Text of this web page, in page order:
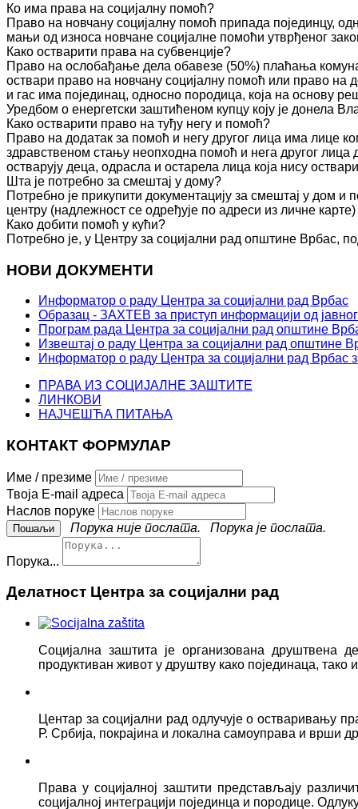
Ко има права на социјалну помоћ?
Право на новчану социјалну помоћ припада појединцу,
мањи од износа новчане социјалне помоћи утврђеног
Како остварити права на субвенције?
Право на ослобађање дела обавезе (50%) плаћања
оствари право на новчану социјалну помоћ или право на
и гас има појединац, односно породица, која на основу
Уредбом о енергетски заштићеном купцу коју је донела
Како остварити право на туђу негу и помоћ?
Право на додатак за помоћ и негу другог лица има лице
здравственом стању неопходна помоћ и нега другог
остварују деца, одрасла и остарела лица која нису
Шта је потребно за смештај у дому?
Потребно је прикупити документацију за смештај у дом
центру (надлежност се одређује по адреси из личне
Како добити помоћ у кући?
Потребно је, у Центру за социјални рад општине Врбас,
НОВИ ДОКУМЕНТИ
Информатор о раду Центра за социјални рад Врбас
Образац - ЗАХТЕВ за приступ информацији од јавног
Програм рада Центра за социјални рад општине
Извештај о раду Центра за социјални рад општине
Информатор о раду Центра за социјални рад Врбас
ПРАВА ИЗ СОЦИЈАЛНЕ ЗАШТИТЕ
ЛИНКОВИ
НАЈЧЕШЋА ПИТАЊА
КОНТАКТ ФОРМУЛАР
Име / презиме
Твоја E-mail адреса
Наслов поруке
Порука није послата.
Порука је послата.
Порука...
Делатност Центра за социјални рад
Социјална заштита је организована друштвена
продуктиван живот у друштву како појединаца,
Центар за социјални рад одлучује о остваривању
Р. Србија, покрајина и локална самоуправа и врши
Права у социјалној заштити представљају
социјалној интеграцији појединца и породице.